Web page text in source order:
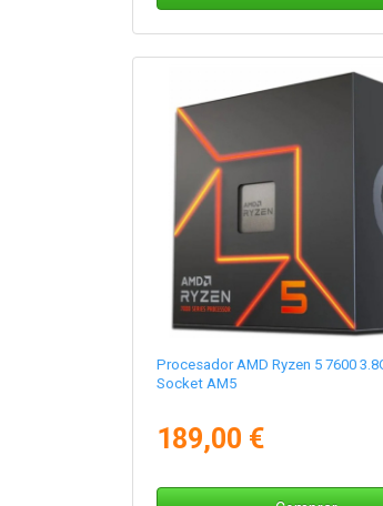
Procesador AMD Ryzen 5 7600
Socket AM5
189,00 €